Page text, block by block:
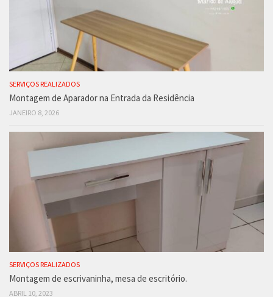
SERVIÇOS REALIZADOS
Montagem de Aparador na Entrada da Residência
JANEIRO 8, 2026
SERVIÇOS REALIZADOS
Montagem de escrivaninha, mesa de escritório.
ABRIL 10, 2023